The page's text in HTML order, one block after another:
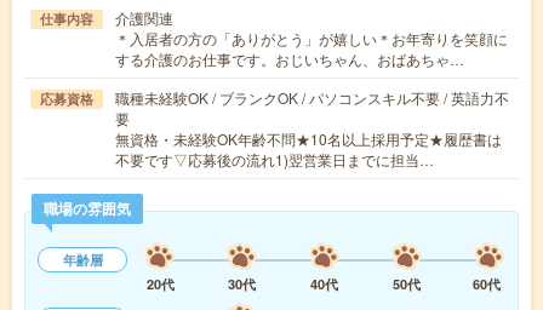
仕事内容
介護関連
＊入居者の方の「ありがとう」が嬉しい＊お年寄りを笑顔に
する介護のお仕事です。おじいちゃん、おばあちゃ…
応募資格
職種未経験OK / ブランクOK / パソコンスキル不要 / 英語力不
要
無資格・未経験OK年齢不問★10名以上採用予定★履歴書は
不要です▽応募後の流れ1)翌営業日までに担当…
職場の雰囲気
年齢層
20代
30代 40代 50代
60代